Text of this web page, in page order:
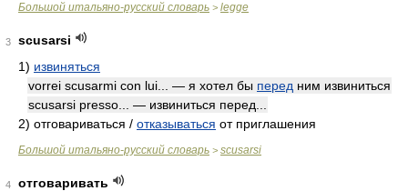
Большой итальяно-русский словарь > legge
3
scusarsi
1) извиняться
vorrei scusarmi con lui... — я хотел бы перед ним извиниться
scusarsi presso... — извиниться перед...
2) отговариваться / отказываться от приглашения
Большой итальяно-русский словарь > scusarsi
4
отговаривать